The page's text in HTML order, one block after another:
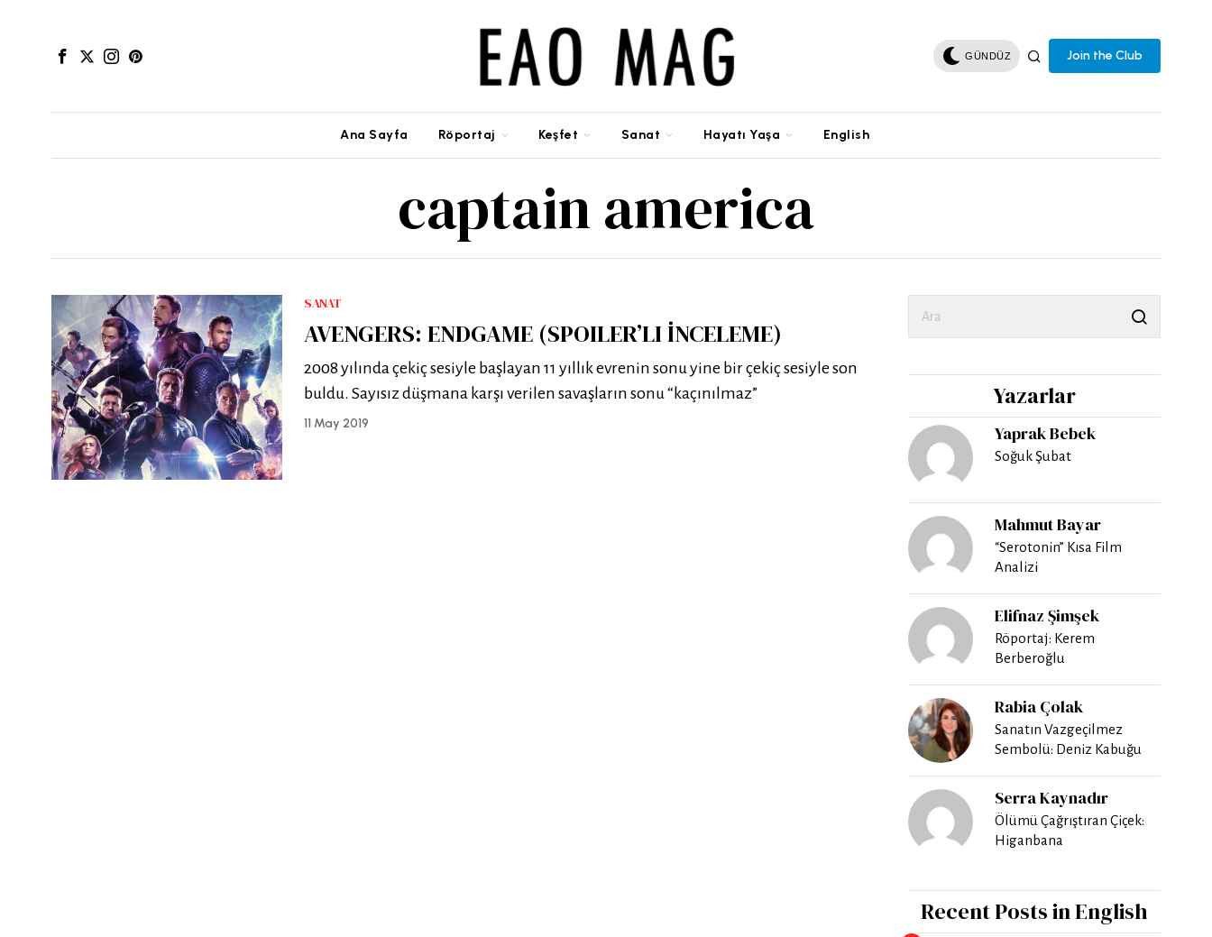
GÜNDÜZ Join the Club
Ana Sayfa Röportaj Keşfet Sanat Hayatı Yaşa English
captain america
SANAT
AVENGERS: ENDGAME (SPOILER’LI İNCELEME)
2008 yılında çekiç sesiyle başlayan 11 yıllık evrenin sonu yine bir çekiç sesiyle son
buldu. Sayısız düşmana karşı verilen savaşların sonu “kaçınılmaz”
11 May 2019
Yazarlar
Yaprak Bebek
Soğuk Şubat
Mahmut Bayar
“Serotonin” Kısa Film
Analizi
Elifnaz Şimşek
Röportaj: Kerem
Berberoğlu
Rabia Çolak
Sanatın Vazgeçilmez
Sembolü: Deniz Kabuğu
Serra Kaynadır
Ölümü Çağrıştıran Çiçek:
Higanbana
Recent Posts in English